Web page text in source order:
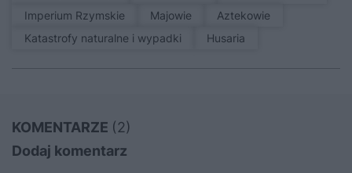
Imperium Rzymskie
Majowie
Aztekowie
Katastrofy naturalne i wypadki
Husaria
KOMENTARZE (2)
Dodaj komentarz